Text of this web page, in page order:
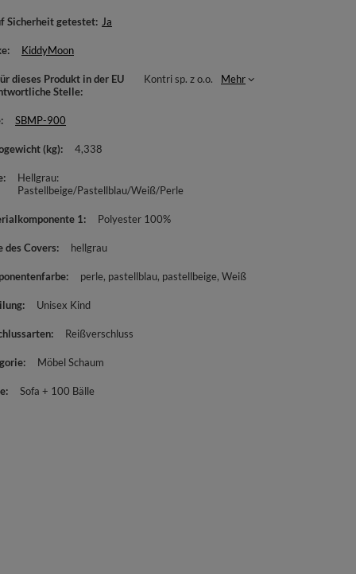
Sicherheit getestet Ja
KiddyMoon
dieses Produkt in der EU
Stelle
Kontri sp. z o.o. Mehr
SBMP-900
(kg) 4,338
Hellgrau:
Pastellbeige/Pastellblau/Weiß/Perle
1 Polyester 100%
des Covers hellgrau
perle pastellblau pastellbeige Weiß
Unisex Kind
Reißverschluss
Möbel Schaum
Sofa + 100 Bälle